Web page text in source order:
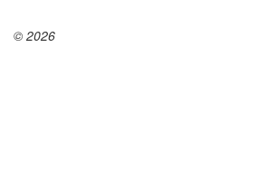
© 2026